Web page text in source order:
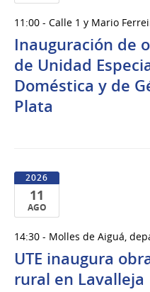
de
Ago
del
2026
11:00 - Calle 1 y Mario
Inauguración de
de Unidad
Doméstica y de
Plata
2026
11
AGO
de
Ago
del
14:30 - Molles de Aiguá,
UTE inaugura
rural en Lavalleja